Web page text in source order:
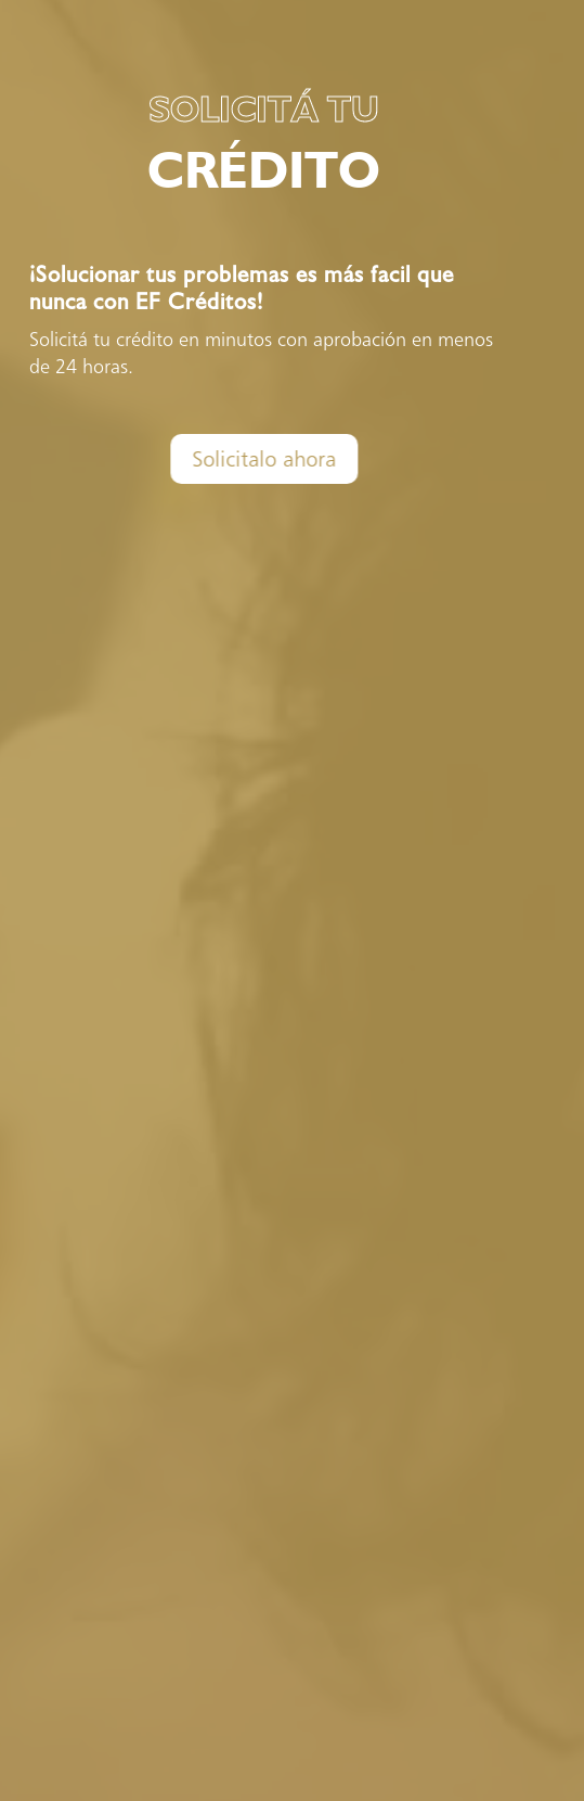
SOLICITÁ TU
CRÉDITO
¡Solucionar tus problemas es más facil que
nunca con EF Créditos!
Solicitá tu crédito en minutos con aprobación en menos
de 24 horas.
Solicitalo ahora